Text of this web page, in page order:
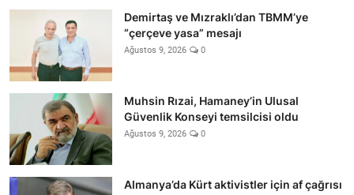
Demirtaş ve Mızraklı’dan TBMM’ye
“çerçeve yasa” mesajı
Ağustos 9, 2026 0
Muhsin Rızai, Hamaney’in Ulusal
Güvenlik Konseyi temsilcisi oldu
Ağustos 9, 2026 0
Almanya’da Kürt aktivistler için af çağrısı